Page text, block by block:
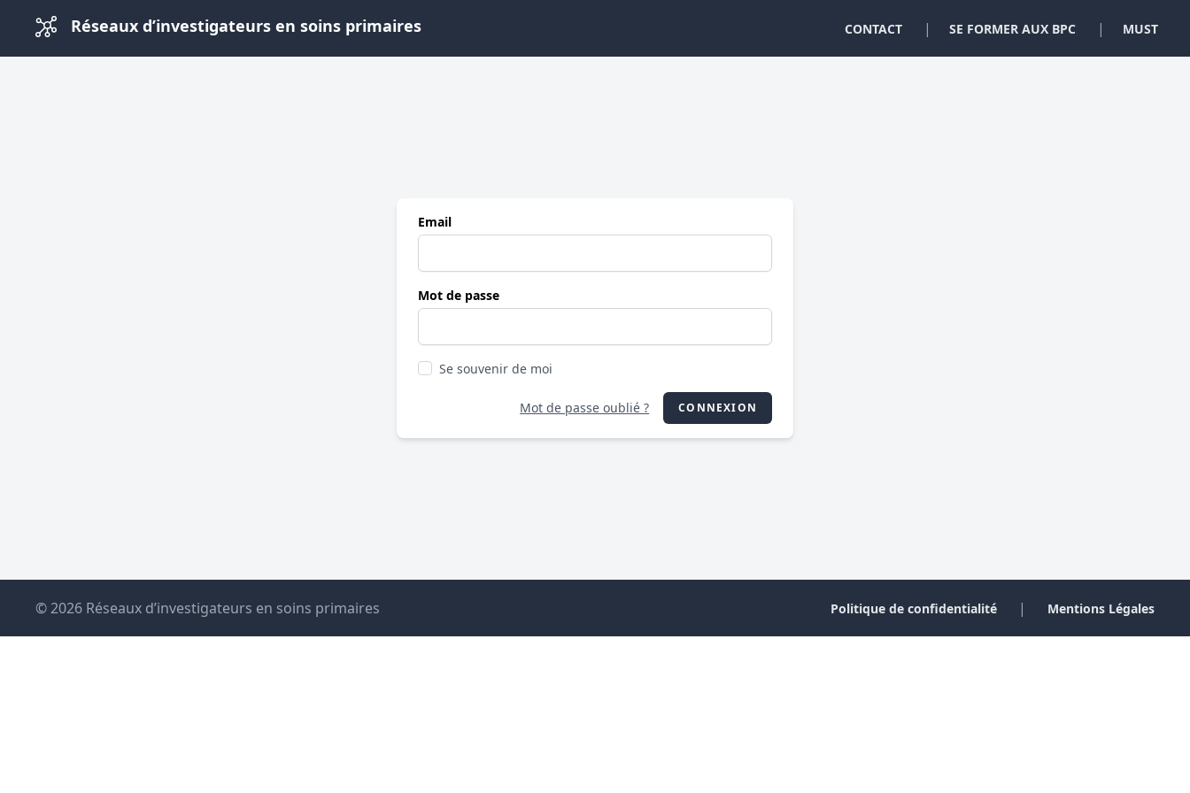
Réseaux d’investigateurs en soins primaires CONTACT | SE FORMER AUX BPC | MUST
Email
Mot de passe
Se souvenir de moi
Mot de passe oublié ? CONNEXION
© 2026 Réseaux d’investigateurs en soins primaires Politique de confidentialité | Mentions Légales